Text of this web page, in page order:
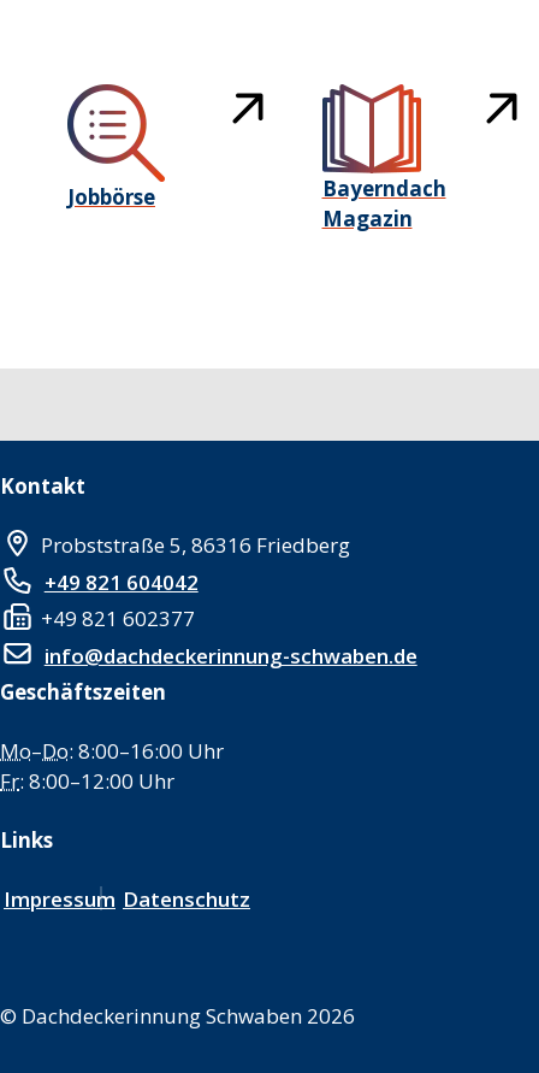
Jobbörse
Bayerndach
Magazin
Kontakt
Probststraße 5, 86316 Friedberg
+49 821 604042
+49 821 602377
info@dachdeckerinnung-schwaben.de
Geschäftszeiten
Mo–Do: 8:00–16:00 Uhr
Fr: 8:00–12:00 Uhr
Links
Impressum Datenschutz
© Dachdeckerinnung Schwaben 2026